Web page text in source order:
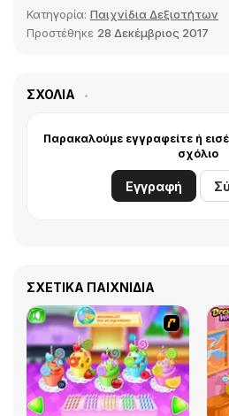
Κατηγορία: Παιχνίδια Δεξιοτήτων
Προστέθηκε 28 Δεκέμβριος 2017
ΣΧΌΛΙΑ
Παρακαλούμε εγγραφείτε ή
σχόλιο
Εγγραφή
ΣΧΕΤΙΚΆ ΠΑΙΧΝΊΔΙΑ